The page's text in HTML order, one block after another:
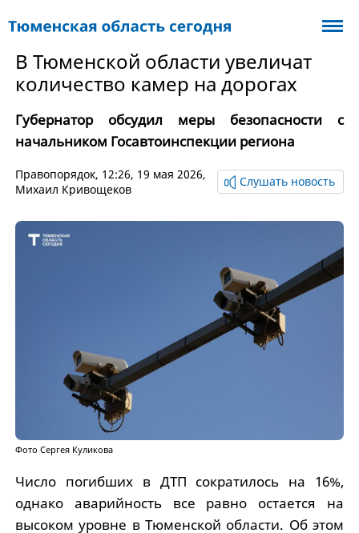
В Тюменской области увеличат
количество камер на дорогах
Губернатор обсудил меры безопасности с
начальником Госавтоинспекции региона
Правопорядок, 12:26, 19 мая 2026,
Михаил Кривощеков
Слушать новость
Фото Сергея Куликова
Число погибших в ДТП сократилось на 16%,
однако аварийность все равно остается на
высоком уровне в Тюменской области. Об этом